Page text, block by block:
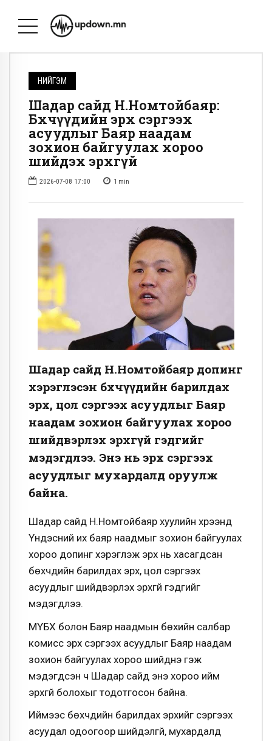
НИЙГЭМ
Шадар сайд Н.Номтойбаяр:
Бөхчүүдийн эрх сэргээх
асуудлыг Баяр наадам
зохион байгуулах хороо
шийдэх эрхгүй
2026-07-08 17:00 1 min
Шадар сайд Н.Номтойбаяр допинг
хэрэглэсэн бөхчүүдийн барилдах
эрх, цол сэргээх асуудлыг Баяр
наадам зохион байгуулах хороо
шийдвэрлэх эрхгүй гэдгийг
мэдэгдлээ. Энэ нь эрх сэргээх
асуудлыг мухардалд оруулж
байна.
Шадар сайд Н.Номтойбаяр хуулийн хүрээнд
Үндэсний их баяр наадмыг зохион байгуулах
хороо допинг хэрэглэж эрх нь хасагдсан
бөхчүүдийн барилдах эрх, цол сэргээх
асуудлыг шийдвэрлэх эрхгүй гэдгийг
мэдэгдлээ.
МҮБХ болон Баяр наадмын бөхийн салбар
комисс эрх сэргээх асуудлыг Баяр наадам
зохион байгуулах хороо шийднэ гэж
мэдэгдсэн ч Шадар сайд энэ хороо ийм
эрхгүй болохыг тодотгосон байна.
Иймээс бөхчүүдийн барилдах эрхийг сэргээх
асуудал одоогоор шийдэлгүй, мухардалд